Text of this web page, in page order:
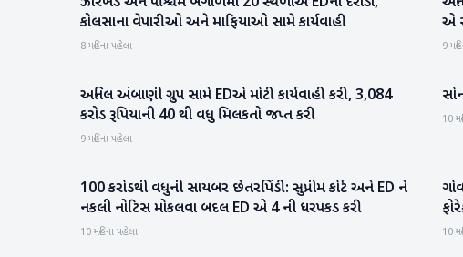
કોલસાના વેપારીઓ અને માફિયાઓ સામે કાર્યવાહી
8 મહિના પહેલા
એ
9
બિઝનેસ
અનિલ અંબાણી ગ્રુપ સામે EDએ મોટી કાર્યવાહી કરી, 3,084
કરોડ રૂપિયાની 40 થી વધુ મિલકતો જપ્ત કરી
9 મહિના પહેલા
10
રાષ્ટ્રીય
100 કરોડથી વધુની સાયબર છેતરપિંડી: સુપ્રીમ કોર્ટ અને ED ને
નકલી નોટિસ મોકલવા બદલ ED એ 4 ની ધરપકડ કરી
10 મહિના પહેલા 10